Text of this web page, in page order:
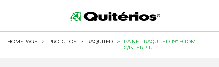
HOMEPAGE > PRODUTOS > RAQUITED >
PAINEL RAQUITED 19" 9 TOM
C/INTERR 1U